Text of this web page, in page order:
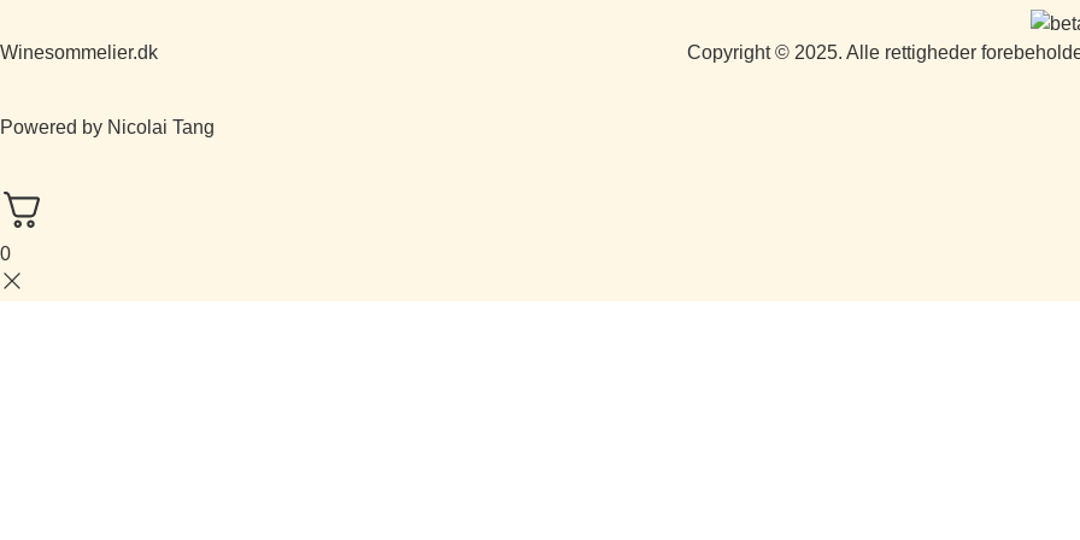
Winesommelier.dk Copyright © 2025. Alle rettigheder
Powered by Nicolai Tang
0